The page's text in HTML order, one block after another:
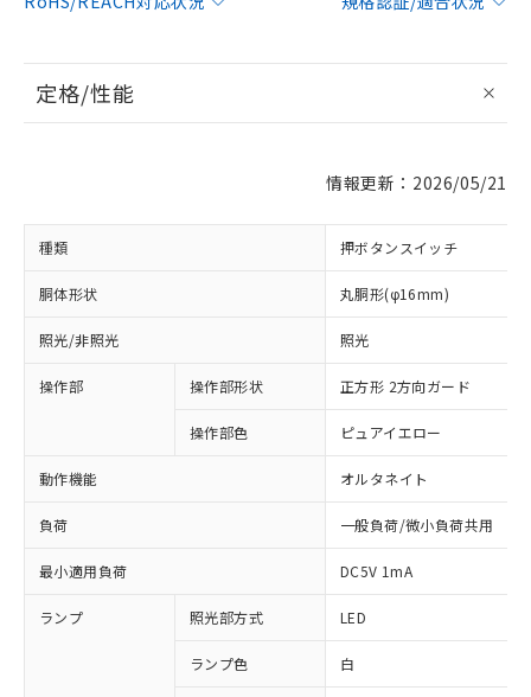
定格/性能
情報更新：2026/05/21
種類 押ボタンスイッチ
胴体形状 丸胴形(φ16mm)
照光/非照光 照光
操作部 操作部形状 正方形 2方向ガード
操作部色 ピュアイエロー
動作機能 オルタネイト
負荷 一般負荷/微小負荷共用
最小適用負荷 DC5V 1mA
ランプ 照光部方式 LED
ランプ色 白